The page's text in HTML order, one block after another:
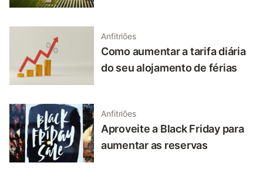
Anfitriões
Como aumentar a tarifa diária
do seu alojamento de férias
Anfitriões
Aproveite a Black Friday para
aumentar as reservas